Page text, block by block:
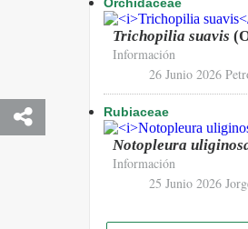
Orchidaceae
Trichopilia suavis
Información
26 Junio 2026
Rubiaceae
Notopleura
Información
25 Junio 2026